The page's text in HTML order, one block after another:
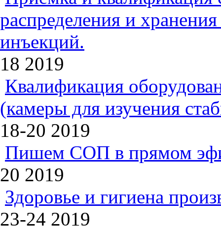
распределения и
инъекций.
18 2019
Квалификация
(камеры для изучения
18-20 2019
Пишем СОП в прямом
20 2019
Здоровье и гигиена
23-24 2019